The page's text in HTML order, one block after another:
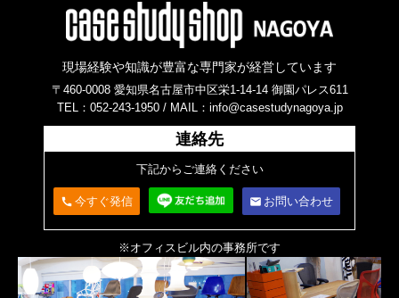
現場経験や知識が豊富な専門家が経営しています
〒460-0008 愛知県名古屋市中区栄1-14-14 御園パレス611
TEL：052-243-1950 / MAIL：info@casestudynagoya.jp
連絡先
下記からご連絡ください
call 今すぐ発信 email お問い合わせ
※オフィスビル内の事務所です